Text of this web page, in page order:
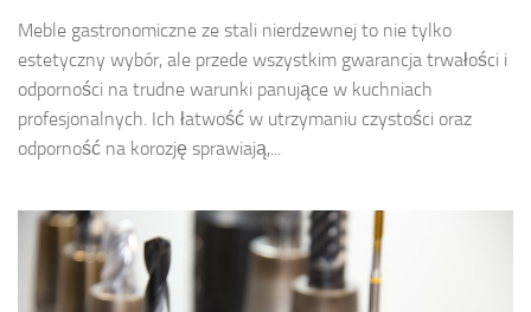
Meble gastronomiczne ze stali nierdzewnej to nie tylko
estetyczny wybór, ale przede wszystkim gwarancja trwałości i
odporności na trudne warunki panujące w kuchniach
profesjonalnych. Ich łatwość w utrzymaniu czystości oraz
odporność na korozję sprawiają,...